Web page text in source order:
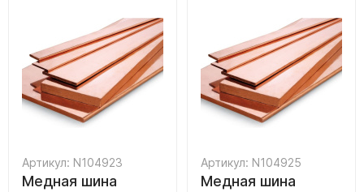
Артикул: N104923
Медная шина
Артикул: N104925
Медная шина